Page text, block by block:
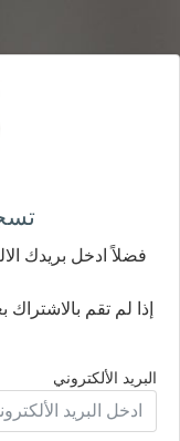
فضلاً ادخل بريدك
إذا لم تقم
البريد الألكتروني